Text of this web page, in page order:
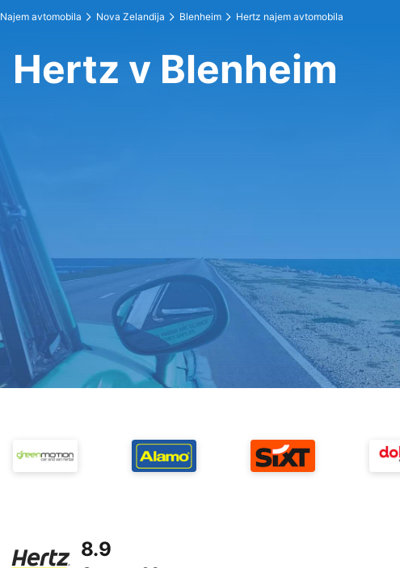
Najem avtomobila Nova Zelandija Blenheim Hertz najem avtomobila
Hertz v Blenheim
8.9